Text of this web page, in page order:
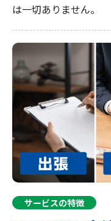
は一切ありません。
サービスの特徴